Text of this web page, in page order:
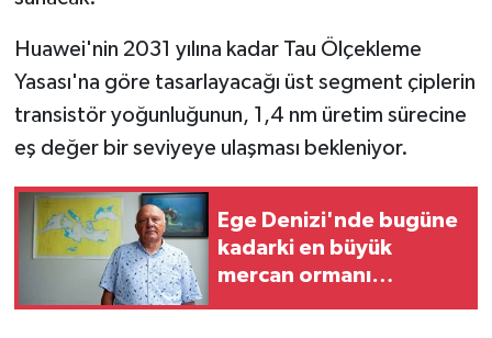
Huawei'nin 2031 yılına kadar Tau Ölçekleme
Yasası'na göre tasarlayacağı üst segment çiplerin
transistör yoğunluğunun, 1,4 nm üretim sürecine
eş değer bir seviyeye ulaşması bekleniyor.
Ege Denizi'nde bugüne
kadarki en büyük
mercan ormanı